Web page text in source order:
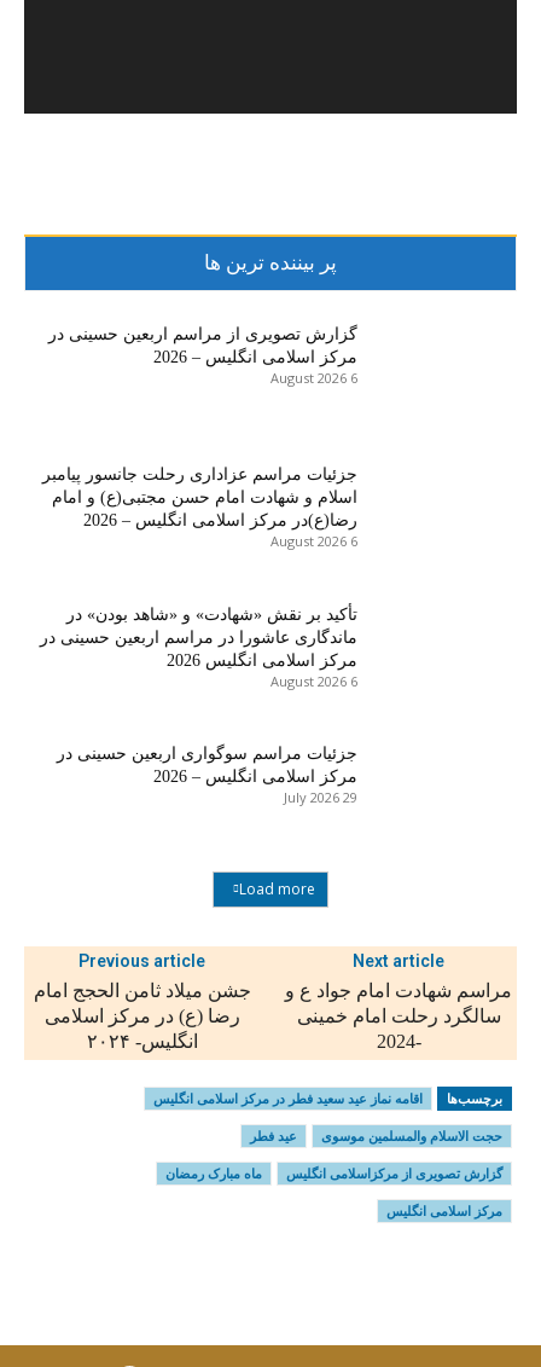
پر بیننده ترین ها
گزارش تصویری از مراسم اربعین حسینی در
مرکز اسلامی انگلیس – 2026
6 August 2026
جزئیات مراسم عزاداری رحلت جانسور پیامبر
اسلام و شهادت امام حسن مجتبی(ع) و امام
رضا(ع)در مرکز اسلامی انگلیس – 2026
6 August 2026
تأکید بر نقش «شهادت» و «شاهد بودن» در
ماندگاری عاشورا در مراسم اربعین حسینی در
مرکز اسلامی انگلیس 2026
6 August 2026
جزئیات مراسم سوگواری اربعین حسینی در
مرکز اسلامی انگلیس – 2026
29 July 2026
Load more
Previous article
جشن میلاد ثامن الحجج امام
رضا (ع) در مرکز اسلامی
انگلیس- ۲۰۲۴
Next article
مراسم شهادت امام جواد ع و
سالگرد رحلت امام خمینی
-2024
برچسب‌ها اقامه نماز عید سعید فطر در مرکز اسلامی انگلیس
حجت الاسلام والمسلمین موسوی عید فطر
گزارش تصویری از مرکزاسلامی انگلیس ماه مبارک رمضان
مرکز اسلامی انگلیس